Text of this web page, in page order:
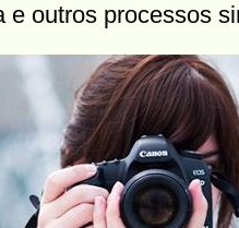
e outros processos